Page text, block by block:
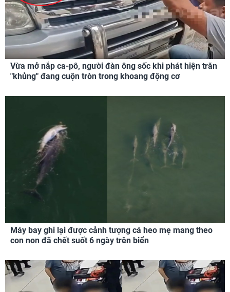
Vừa mở nắp ca-pô, người đàn ông sốc khi phát hiện trăn
"khủng" đang cuộn tròn trong khoang động cơ
Máy bay ghi lại được cảnh tượng cá heo mẹ mang theo
con non đã chết suốt 6 ngày trên biển